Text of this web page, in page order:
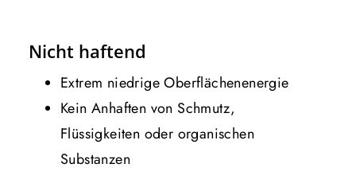
Nicht haftend
Extrem niedrige Oberflächenenergie
Kein Anhaften von Schmutz,
Flüssigkeiten oder organischen
Substanzen